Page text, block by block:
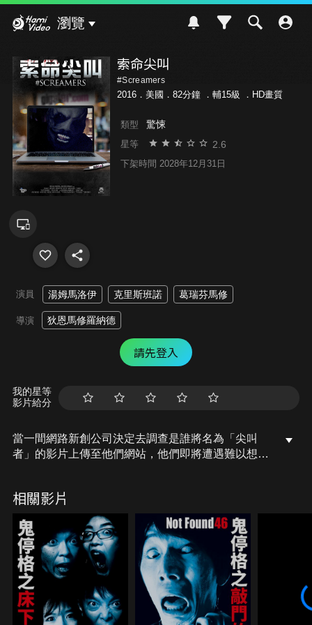
瀏覽
索命尖叫
#Screamers
2016．美國．82分鐘 ． 輔15級 ．HD畫質
類型 驚悚
星等 2.6
下架時間 2028年12月31日
演員 湯姆馬洛伊 克里斯班諾 葛瑞芬馬修
導演 狄恩馬修羅納德
請先登入
我的星等
影片給分
當一間網路新創公司決定去調查是誰將名為「尖叫
者」的影片上傳至他們網站，他們即將遭遇難以想像
相關影片